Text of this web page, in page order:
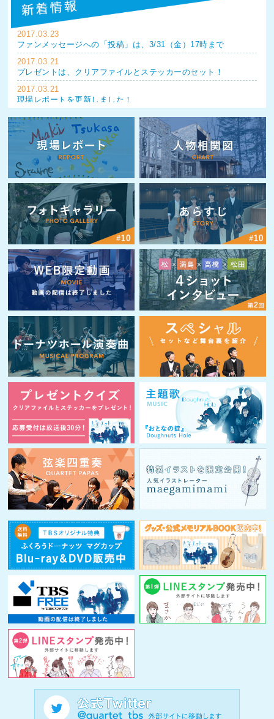
2017.03.23
ファンメッセージへの「投稿」は、3/31（金）17時まで
2017.03.21
プレゼントは、クリアファイルとステッカーのセット！
2017.03.21
現場レポートを更新しました！
2017.03.21
最終話のフォトギャラリーを更新しました！
2017.03.21
スペシャル第9回「クランクアップ」を更新しました！
2017.03.21
ドーナツホール演奏曲を公開しました！
2017.03.14
『カルテット』DVDを抽選で20名様にプレゼント！
2017.03.11
『カルテット』×弦楽四重奏 コラボイベントの模様をUPしまし
た！
2017.03.06
『カルテット』LINEスタンプ 第2弾発売中！
2017.02.27
データ放送実施中！
2017.02.22
主題歌「おとなの掟」ハイレゾ音源とRBT（呼び出し音）の配信
スタート！
2017.02.21
『カルテット』シナリオブックの発売が決定！
『カルテット』ピアノ･ソロ楽譜集の発売が決定！
2017.02.14
『カルテット』公式メモリアルBOOK予約受け付け中&表紙初公
開！
2017.02.10
番組オリジナルグッズ発売決定！
2017.02.10
番宣情報を更新しました！
2017.02.09
2017.02.06
『カルテット』LINEスタンプ発売中！
2017.02.06
TBSスマホサイトにてメインテーマ配信中！
2017.01.23
第2回 4ショットインタビューを公開しました！
2017.01.17
弦楽四重奏QUARTET PAPASを紹介します！
2017.01.17
「カルテット」×「はらドーナッツ」コラボ情報！
2017.01.14
2017.01.12
イラストレーター・maegamimamiがポスタービジュアルに沿っ